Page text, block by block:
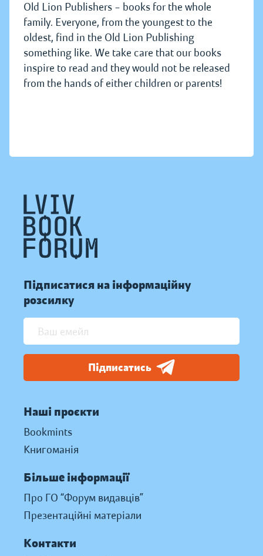
Old Lion Publishers – books for the whole
family. Everyone, from the youngest to the
oldest, find in the Old Lion Publishing
something like. We take care that our books
inspire to read and they would not be released
from the hands of either children or parents!
Підписатися на інформаційну
розсилку
Підписатись
Наші проєкти
Bookmints
Книгоманія
Більше інформації
Про ГО “Форум видавців”
Презентаційні матеріали
Контакти